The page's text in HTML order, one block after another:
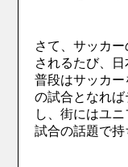
さて、サッカ
されるたび、日
普段はサッカ
の試合となれ
し、街にはユ
試合の話題で持